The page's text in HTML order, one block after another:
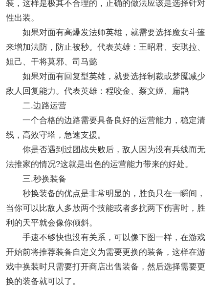
装，这样是极其不合理的，正确的做法应该是选择针对
性出装。
如果对面有高爆发法师英雄，就需要选择魔女斗篷
来增加法防，防止被秒。代表英雄：王昭君、安琪拉、
妲己、干将莫邪、司马懿
如果对面有回复型英雄，就要选择制裁或梦魇减少
敌人回复能力。代表英雄：程咬金、蔡文姬、扁鹊
二.边路运营
一个合格的边路需要具备良好的运营能力，稳定清
线，高效守塔，急速支援。
你是否遇到过团战失败后，敌人因为没有兵线而无
法推家的情况?这就是出色的运营能力带来的好处。
三.秒换装备
秒换装备的优点是非常明显的，胜负只在一瞬间，
当你可以比敌人多放两个技能或者多抗两下伤害时，胜
利的天平就会像你倾斜。
手速不够快也没有关系，可以像下图一样，在游戏
开始前将推荐装备自定义为需要更换的装备，这样在游
戏中换装时只需要打开商店出售装备，然后选择需要更
换的装备就可以了。